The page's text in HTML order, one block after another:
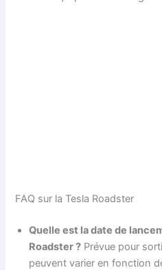
FAQ sur la Tesla Roadster
Quelle est la date de
Roadster ? Prévue pour
peuvent varier en fonction